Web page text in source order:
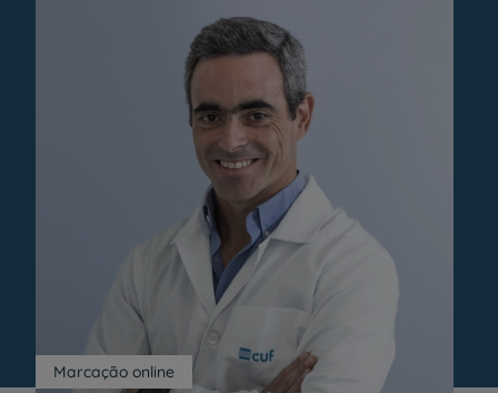
Marcação online